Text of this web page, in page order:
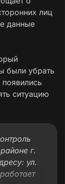
лиц
данные
были убрать
ситуацию
г.
ул.